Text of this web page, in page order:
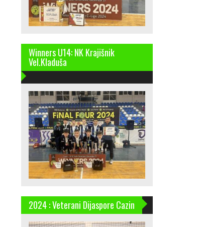
Winners U14: NK Krajišnik
Vel.Kladuša
2024 : Veterani Dijaspore Cazin